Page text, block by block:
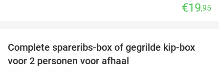
€19,95
37%
Complete spareribs-box of gegrilde kip-box
voor 2 personen voor afhaal